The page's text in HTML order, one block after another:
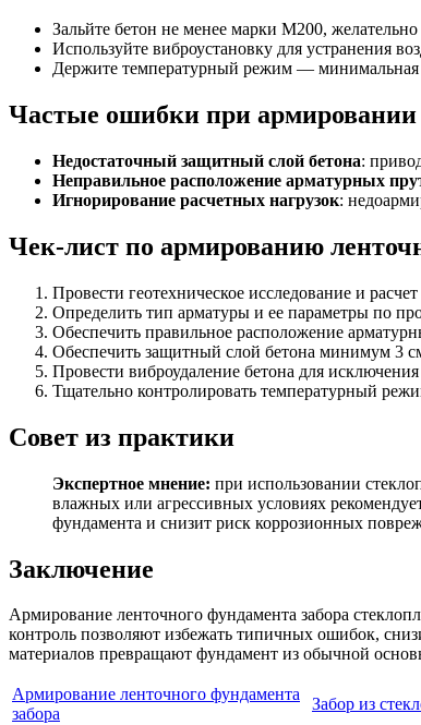
Зальйте бетон не менее марки М200,
Используйте виброустановку для устранения
Держите температурный режим — минимальная
Частые ошибки при армировании
Недостаточный защитный слой бетона:
Неправильное расположение арматурных
Игнорирование расчетных нагрузок:
Чек-лист по армированию
Провести геотехническое исследование и расчет
Определить тип арматуры и ее параметры по
Обеспечить правильное расположение
Обеспечить защитный слой бетона минимум 3
Провести виброудаление бетона для
Тщательно контролировать температурный
Совет из практики
Экспертное мнение: при использовании
влажных или агрессивных условиях
фундамента и снизит риск коррозионных
Заключение
Армирование ленточного фундамента забора
контроль позволяют избежать типичных ошибок,
материалов превращают фундамент из обычной
Армирование ленточного фундамента
забора
Забор из